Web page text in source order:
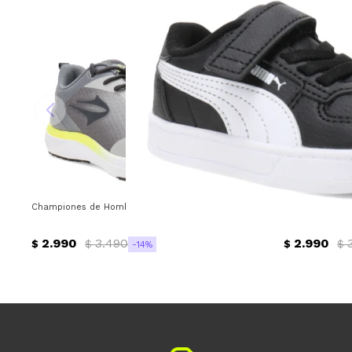
Championes de Hombre Topper Asphalt Topper - Beige - Gris - Verde
$ 2.990 $ 3.490 14
Championes
$ 2.990 $